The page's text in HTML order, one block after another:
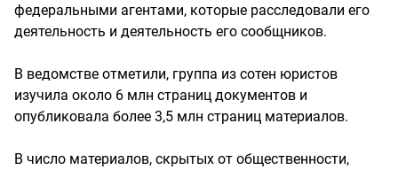
федеральными агентами, которые расследовали его
деятельность и деятельность его сообщников.
В ведомстве отметили, группа из сотен юристов
изучила около 6 млн страниц документов и
опубликовала более 3,5 млн страниц материалов.
В число материалов, скрытых от общественности,